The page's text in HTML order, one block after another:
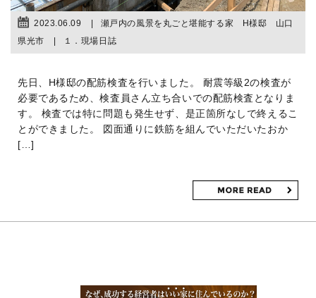
2023.06.09
瀬戸内の風景を丸ごと堪能する家 H様邸 山口
県光市
１．現場日誌
先日、H様邸の配筋検査を行いました。 耐震等級2の検査が
必要であるため、検査員さん立ち合いでの配筋検査となりま
す。 検査では特に問題も発生せず、是正箇所なしで終えるこ
とができました。 図面通りに鉄筋を組んでいただいたおか
[…]